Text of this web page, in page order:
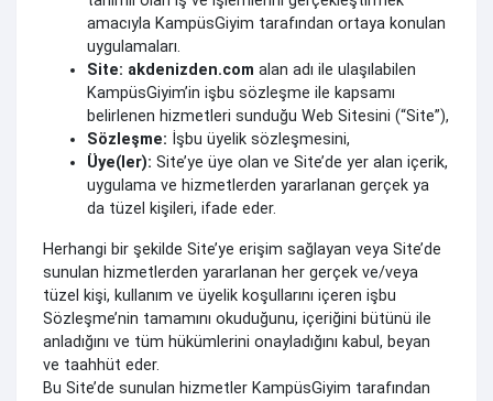
amacıyla KampüsGiyim tarafından ortaya konulan
uygulamaları.
Site: akdenizden.com alan adı ile ulaşılabilen
KampüsGiyim’in işbu sözleşme ile kapsamı
belirlenen hizmetleri sunduğu Web Sitesini (“Site”),
Sözleşme: İşbu üyelik sözleşmesini,
Üye(ler): Site’ye üye olan ve Site’de yer alan içerik,
uygulama ve hizmetlerden yararlanan gerçek ya
da tüzel kişileri, ifade eder.
Herhangi bir şekilde Site’ye erişim sağlayan veya Site’de
sunulan hizmetlerden yararlanan her gerçek ve/veya
tüzel kişi, kullanım ve üyelik koşullarını içeren işbu
Sözleşme’nin tamamını okuduğunu, içeriğini bütünü ile
anladığını ve tüm hükümlerini onayladığını kabul, beyan
ve taahhüt eder.
Bu Site’de sunulan hizmetler KampüsGiyim tarafından